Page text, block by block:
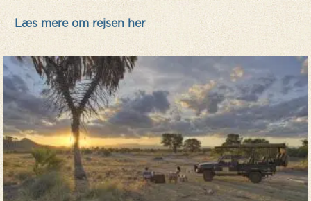
spektakulær beliggenhed med de enorme Mara-
sletter bag lejren og den imponerende Ololoa-
Læs mere om rejsen her